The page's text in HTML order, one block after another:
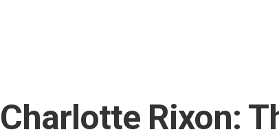
Charlotte Rixon: